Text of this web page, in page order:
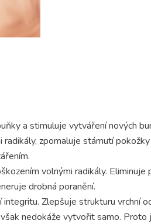
a stimuluje vytváření nových
zpomaluje stárnutí
volnými radikály.
drobná poranění.
Zlepšuje strukturu vrchní
nedokáže vytvořit samo.